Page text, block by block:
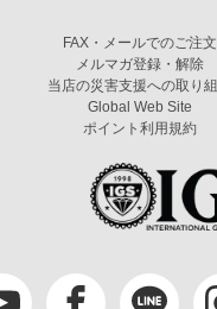
FAX・メールでのご注文
メルマガ登録・解除
当店の災害支援への取り
Global Web Site
ポイント利用規約